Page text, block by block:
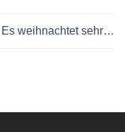
Es weihnachtet sehr…